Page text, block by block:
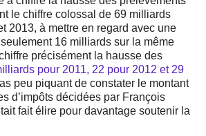
le chiffre colossal de 69 milliards
2013, à mettre en regard avec une
16 milliards sur la même
précisément la hausse des
pour 2011, 22 pour 2012 et 29
peu piquant de constater le montant
d’impôts décidées par François
fait élire pour davantage soutenir la